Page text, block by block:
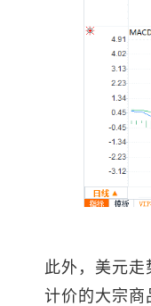
此外，美元走
计价的大宗商